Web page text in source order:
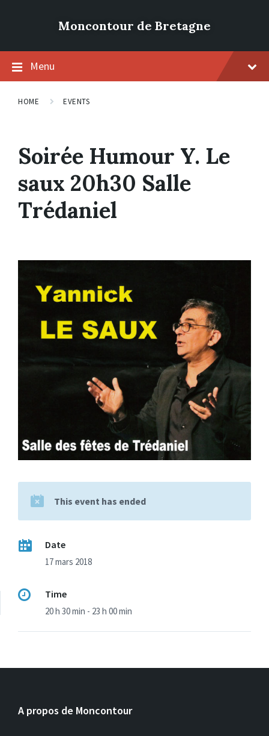
Moncontour de Bretagne
Menu
HOME EVENTS
Soirée Humour Y. Le
saux 20h30 Salle
Trédaniel
This event has ended
Date
17 mars 2018
Time
20 h 30 min - 23 h 00 min
A propos de Moncontour